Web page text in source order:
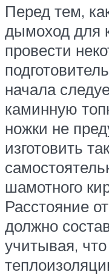
Перед тем,
дымоход для
провести
начала
каминную
ножки не
изготовить
шамотного
Расстояние
должно
учитывая,